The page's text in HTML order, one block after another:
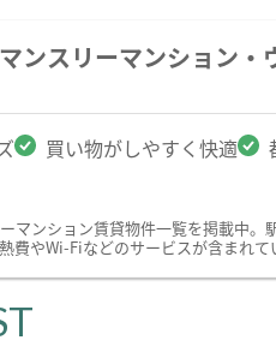
ンスリーマンション・
買い物がしやすく快適
ンション賃貸物件一覧を掲載中
やWi-Fiなどのサービスが含まれ